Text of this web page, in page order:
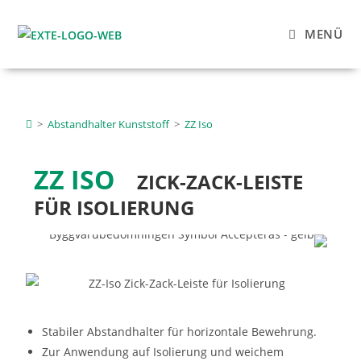
MENÜ
> Abstandhalter Kunststoff > ZZ Iso
ZZ ISO
ZICK-ZACK-LEISTE
FÜR ISOLIERUNG
Stabiler Abstandhalter für horizontale Bewehrung.
Zur Anwendung auf Isolierung und weichem